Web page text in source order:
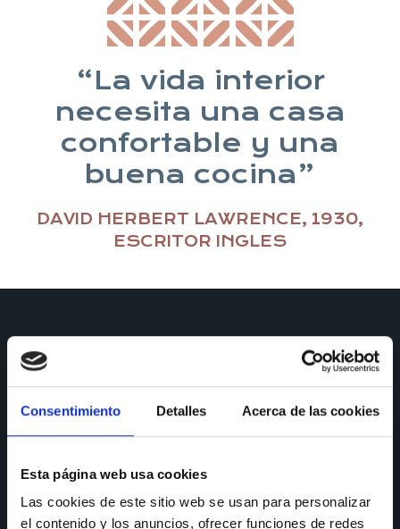
Consentimiento Detalles Acerca de las cookies
Esta página web usa cookies
Las cookies de este sitio web se usan para personalizar
el contenido y los anuncios, ofrecer funciones de redes
“La vida interior
necesita una casa
confortable y una
buena cocina”
DAVID HERBERT LAWRENCE, 1930,
ESCRITOR INGLES
nuestros canales y te responderemos a la mayor brevedad.